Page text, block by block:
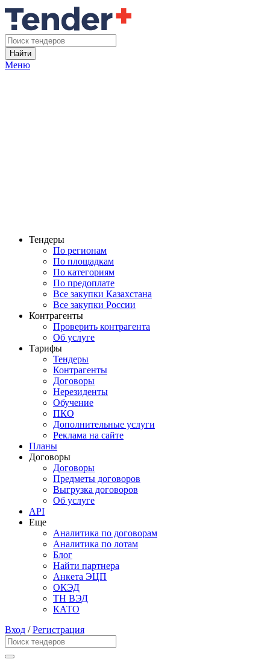
Найти
Меню
Тендеры
По регионам
По площадкам
По категориям
По предоплате
Все закупки Казахстана
Все закупки России
Контрагенты
Проверить контрагента
Об услуге
Тарифы
Тендеры
Контрагенты
Договоры
Нерезиденты
Обучение
ПКО
Дополнительные услуги
Реклама на сайте
Планы
Договоры
Договоры
Предметы договоров
Выгрузка договоров
Об услуге
API
Еще
Аналитика по договорам
Аналитика по лотам
Блог
Найти партнера
Анкета ЭЦП
ОКЭД
ТН ВЭД
КАТО
Вход /Регистрация